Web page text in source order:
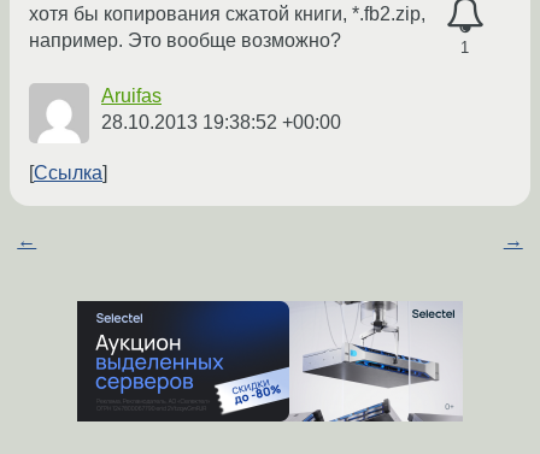
1
хотя бы копирования сжатой книги, *.fb2.zip,
например. Это вообще возможно?
Aruifas
28.10.2013 19:38:52 +00:00
Ссылка
← →